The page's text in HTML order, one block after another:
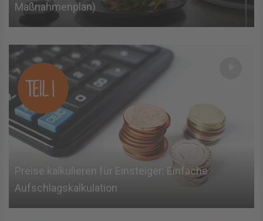
Maßnahmenplan)
Preise kalkulieren für Einsteiger: Einfache
Aufschlagskalkulation